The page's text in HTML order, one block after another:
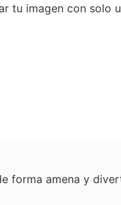
tu imagen con solo
forma amena y